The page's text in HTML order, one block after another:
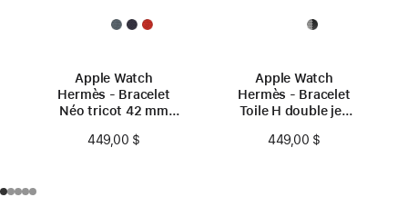
Apple Watch
Hermès - Bracelet
Néo tricot 42 mm
449,00 $
Apple Watch
Hermès - Bracelet
Toile H double jeu
449,00 $